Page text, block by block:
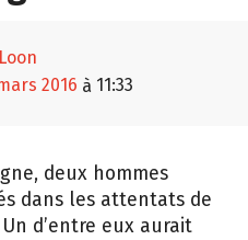
2016 à 11:33
deux hommes
dans les attentats de
d’entre eux aurait